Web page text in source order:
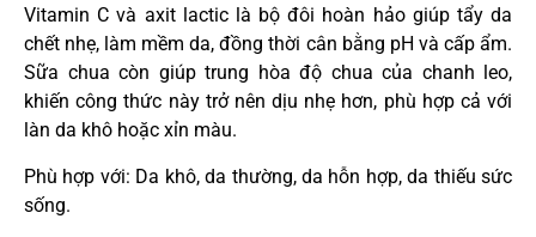
Vitamin C và axit lactic là bộ đôi hoàn hảo giúp tẩy da
chết nhẹ, làm mềm da, đồng thời cân bằng pH và cấp ẩm.
Sữa chua còn giúp trung hòa độ chua của chanh leo,
khiến công thức này trở nên dịu nhẹ hơn, phù hợp cả với
làn da khô hoặc xỉn màu.
Phù hợp với: Da khô, da thường, da hỗn hợp, da thiếu sức
sống.